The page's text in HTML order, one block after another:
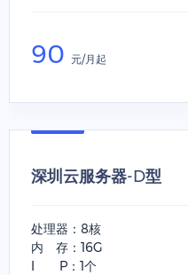
90 元/月起
深圳云服务器-D型
处理器：8核
内 存：16G
I P：1个